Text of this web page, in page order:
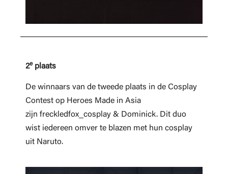
2eplaats
De winnaars van de tweede plaats in de Cosplay
Contest op Heroes Made in Asia
zijn freckledfox_cosplay & Dominick. Dit duo
wist iedereen omver te blazen met hun cosplay
uit Naruto.